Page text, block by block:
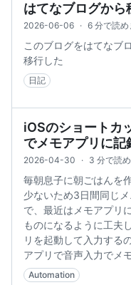
はてなブログから
2026-06-06 · 6 分で読め
このブログをはてなブ
移行した
日記
iOSのショートカ
でメモアプリに記
2026-04-30 · 3 分で読
毎朝息子に朝ごはんを
少ないため3日間同じ
で、最近はメモアプリ
ものになるように工夫
リを起動して入力する
アプリで音声入力でメ
Automation